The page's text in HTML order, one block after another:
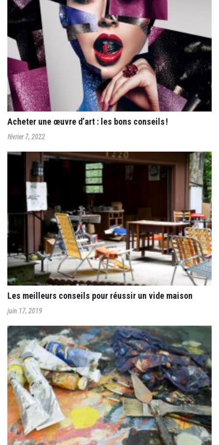
Acheter une œuvre d’art : les bons conseils !
février 7, 2022
Les meilleurs conseils pour réussir un vide maison
juin 17, 2019